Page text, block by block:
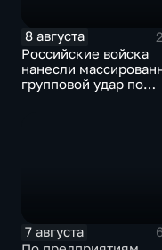
8 августа
Российские войска
нанесли
групповой удар по
7 августа